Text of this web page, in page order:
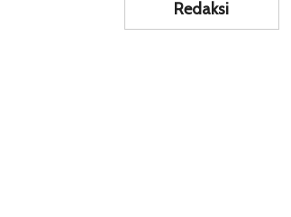
Redaksi